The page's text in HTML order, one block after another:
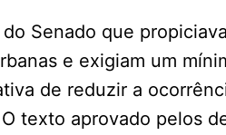
Senado que
e exigiam um
de reduzir a
texto aprovado pelos